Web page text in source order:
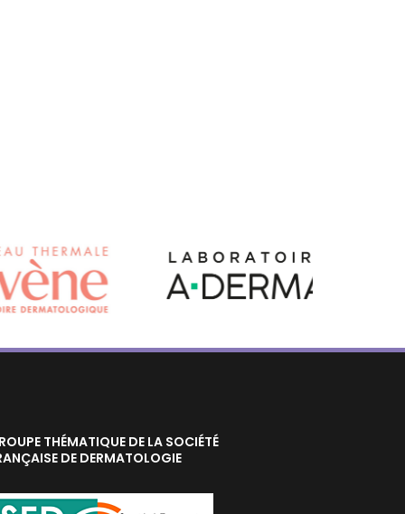
THÉMATIQUE DE LA SOCIÉTÉ
DE DERMATOLOGIE